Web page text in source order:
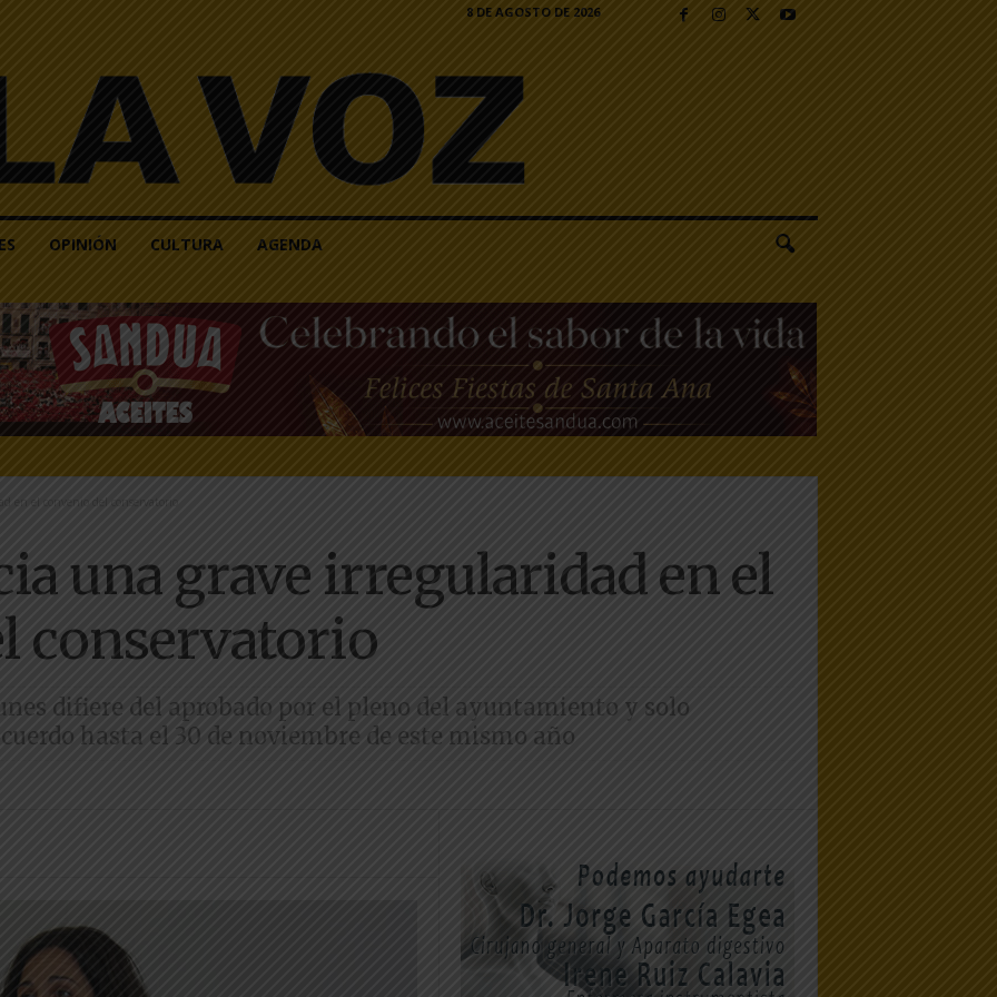
8 DE AGOSTO DE 2026
OPINIÓN CULTURA AGENDA
en el convenio del conservatorio
una grave irregularidad en el
conservatorio
difiere del aprobado por el pleno del ayuntamiento y solo
hasta el 30 de noviembre de este mismo año